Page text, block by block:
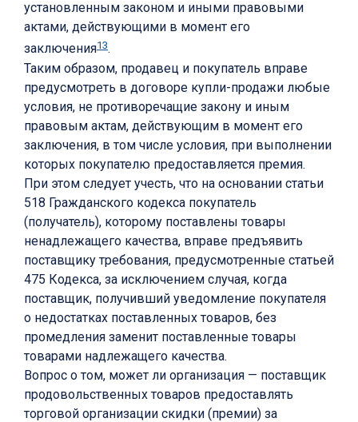
установленным законом и иными правовыми
актами, действующими в момент его
заключения13.
Таким образом, продавец и покупатель вправе
предусмотреть в договоре купли-продажи любые
условия, не противоречащие закону и иным
правовым актам, действующим в момент его
заключения, в том числе условия, при выполнении
которых покупателю предоставляется премия.
При этом следует учесть, что на основании статьи
518 Гражданского кодекса покупатель
(получатель), которому поставлены товары
ненадлежащего качества, вправе предъявить
поставщику требования, предусмотренные статьей
475 Кодекса, за исключением случая, когда
поставщик, получивший уведомление покупателя
о недостатках поставленных товаров, без
промедления заменит поставленные товары
товарами надлежащего качества.
Вопрос о том, может ли организация — поставщик
продовольственных товаров предоставлять
торговой организации скидки (премии) за